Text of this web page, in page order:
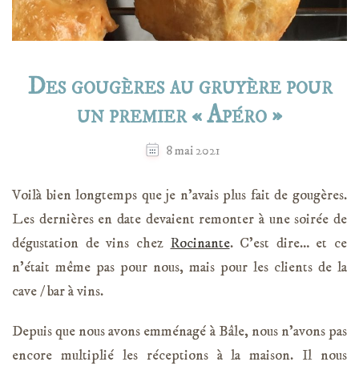
Des gougères au gruyère pour
un premier « Apéro »
8 mai 2021
Voilà bien longtemps que je n’avais plus fait de gougères.
Les dernières en date devaient remonter à une soirée de
dégustation de vins chezRocinante. C’est dire… et ce
n’était même pas pour nous, mais pour les clients de la
cave / bar à vins.
Depuis que nous avons emménagé à Bâle, nous n’avons pas
encore multiplié les réceptions à la maison. Il nous